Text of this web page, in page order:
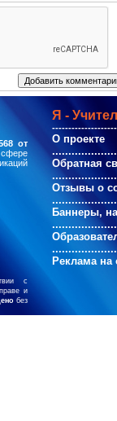
Я -
О проекте
Обратная
Отзывы о
Баннеры,
Реклама на
от
с
и
без